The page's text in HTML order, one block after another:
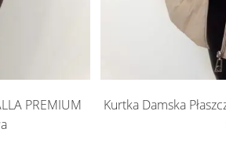
PREMIUM
Kurtka Damska